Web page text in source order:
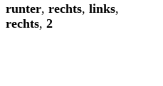
runter, rechts, links,
rechts, 2